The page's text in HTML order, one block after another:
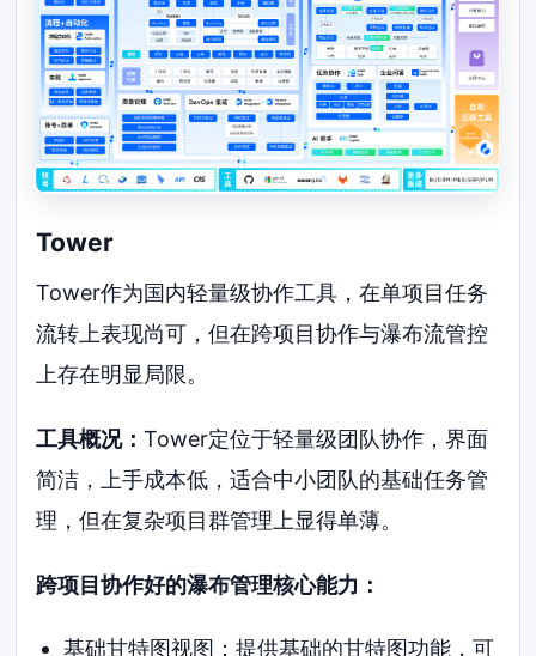
Tower
Tower作为国内轻量级协作工具，在单项目任务
流转上表现尚可，但在跨项目协作与瀑布流管控
上存在明显局限。
工具概况：Tower定位于轻量级团队协作，界面
简洁，上手成本低，适合中小团队的基础任务管
理，但在复杂项目群管理上显得单薄。
跨项目协作好的瀑布管理核心能力：
基础甘特图视图：提供基础的甘特图功能，可